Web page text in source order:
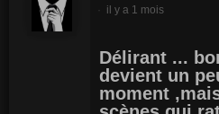
Délirant ...
devient un
moment
il y a 1 mois